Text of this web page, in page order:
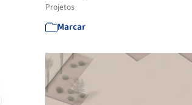
Projetos
Marcar